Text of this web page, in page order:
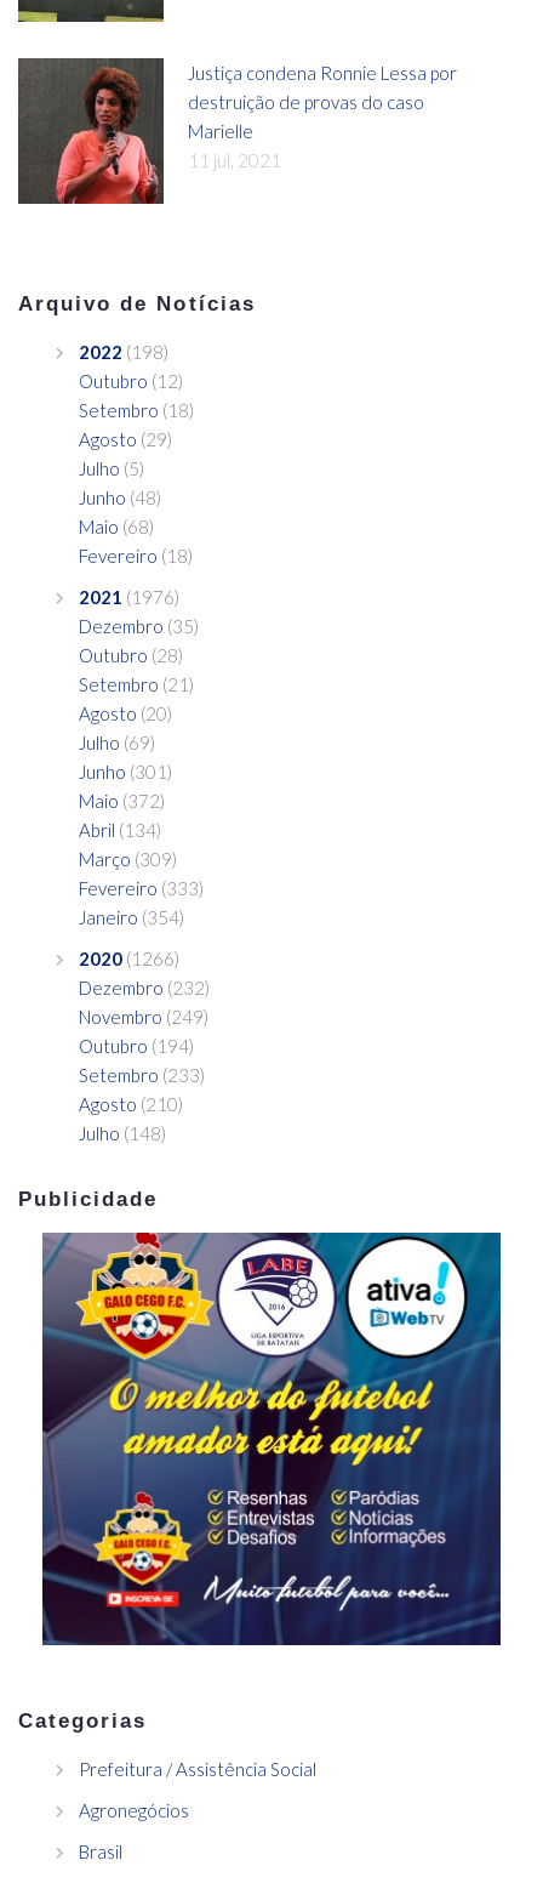
Justiça condena Ronnie Lessa por
destruição de provas do caso
Marielle
11 jul, 2021
Arquivo de Notícias
2022 (198)
Outubro (12)
Setembro (18)
Agosto (29)
Julho (5)
Junho (48)
Maio (68)
Fevereiro (18)
2021 (1976)
Dezembro (35)
Outubro (28)
Setembro (21)
Agosto (20)
Julho (69)
Junho (301)
Maio (372)
Abril (134)
Março (309)
Fevereiro (333)
Janeiro (354)
2020 (1266)
Dezembro (232)
Novembro (249)
Outubro (194)
Setembro (233)
Agosto (210)
Julho (148)
Publicidade
Categorias
Prefeitura / Assistência Social
Agronegócios
Brasil